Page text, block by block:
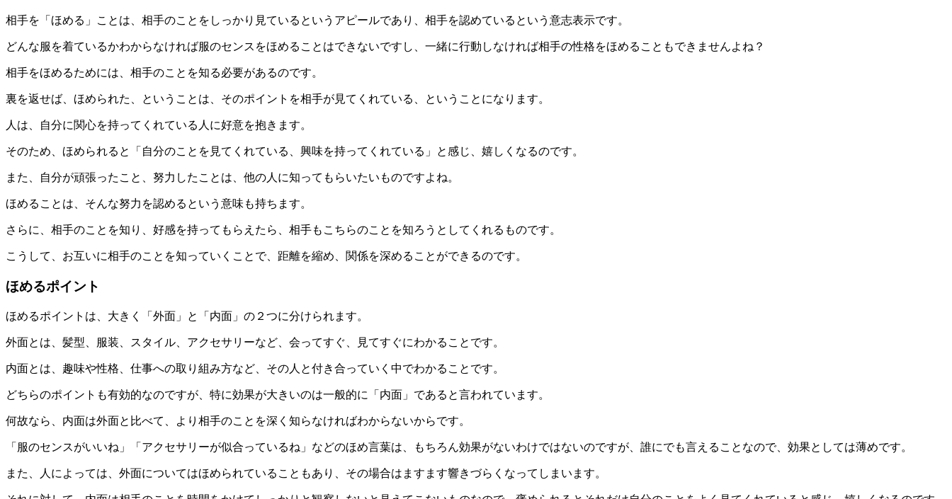
相手を「ほめる」ことは、相手のことをしっかり見ているというアピールであり、相手を認めているという意志表示です。
どんな服を着ているかわからなければ服のセンスをほめることはできないですし、一緒に行動しなければ相手の性格をほめることもできませんよね？
相手をほめるためには、相手のことを知る必要があるのです。
裏を返せば、ほめられた、ということは、そのポイントを相手が見てくれている、ということになります。
人は、自分に関心を持ってくれている人に好意を抱きます。
そのため、ほめられると「自分のことを見てくれている、興味を持ってくれている」と感じ、嬉しくなるのです。
また、自分が頑張ったこと、努力したことは、他の人に知ってもらいたいものですよね。
ほめることは、そんな努力を認めるという意味も持ちます。
さらに、相手のことを知り、好感を持ってもらえたら、相手もこちらのことを知ろうとしてくれるものです。
こうして、お互いに相手のことを知っていくことで、距離を縮め、関係を深めることができるのです。
ほめるポイント
ほめるポイントは、大きく「外面」と「内面」の２つに分けられます。
外面とは、髪型、服装、スタイル、アクセサリーなど、会ってすぐ、見てすぐにわかることです。
内面とは、趣味や性格、仕事への取り組み方など、その人と付き合っていく中でわかることです。
どちらのポイントも有効的なのですが、特に効果が大きいのは一般的に「内面」であると言われています。
何故なら、内面は外面と比べて、より相手のことを深く知らなければわからないからです。
「服のセンスがいいね」「アクセサリーが似合っているね」などのほめ言葉は、もちろん効果がないわけではないのですが、誰にでも言えることなので、効果としては薄めです。
また、人によっては、外面についてはほめられていることもあり、その場合はますます響きづらくなってしまいます。